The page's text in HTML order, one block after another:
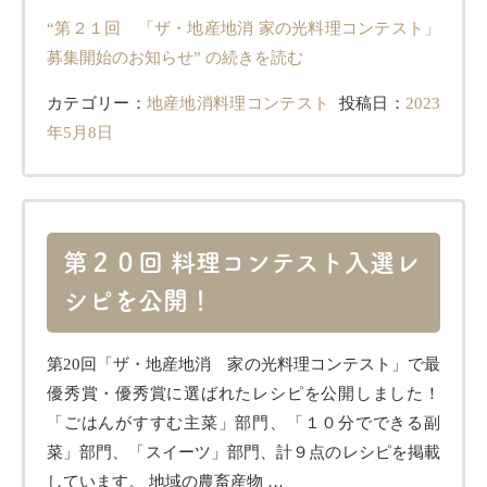
“第２１回 「ザ・地産地消 家の光料理コンテスト」
募集開始のお知らせ” の続きを読む
カテゴリー： 地産地消料理コンテスト 投稿日： 2023
年5月8日
第２０回 料理コンテスト入選レ
シピを公開！
第20回「ザ・地産地消 家の光料理コンテスト」で最
優秀賞・優秀賞に選ばれたレシピを公開しました！
「ごはんがすすむ主菜」部門、「１０分でできる副
菜」部門、「スイーツ」部門、計９点のレシピを掲載
しています。 地域の農畜産物 …